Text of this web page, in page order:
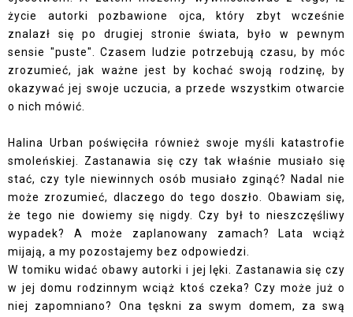
życie autorki pozbawione ojca, który zbyt wcześnie
znalazł się po drugiej stronie świata, było w pewnym
sensie "puste". Czasem ludzie potrzebują czasu, by móc
zrozumieć, jak ważne jest by kochać swoją rodzinę, by
okazywać jej swoje uczucia, a przede wszystkim otwarcie
o nich mówić.
Halina Urban poświęciła również swoje myśli katastrofie
smoleńskiej. Zastanawia się czy tak właśnie musiało się
stać, czy tyle niewinnych osób musiało zginąć? Nadal nie
może zrozumieć, dlaczego do tego doszło. Obawiam się,
że tego nie dowiemy się nigdy. Czy był to nieszczęśliwy
wypadek? A może zaplanowany zamach? Lata wciąż
mijają, a my pozostajemy bez odpowiedzi.
W tomiku widać obawy autorki i jej lęki. Zastanawia się czy
w jej domu rodzinnym wciąż ktoś czeka? Czy może już o
niej zapomniano? Ona tęskni za swym domem, za swą